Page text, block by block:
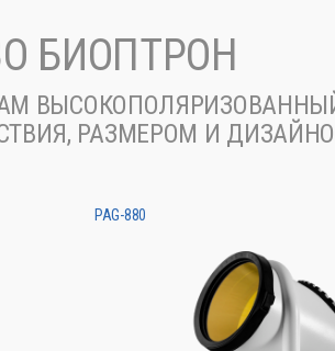
БИОПТРОН
РАЗМЕРОМ И
PAG-880